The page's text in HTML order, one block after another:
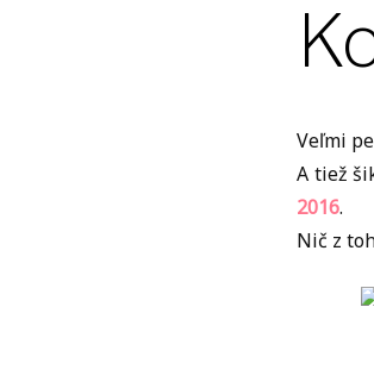
Veľmi
A tiež
2016.
Nič z